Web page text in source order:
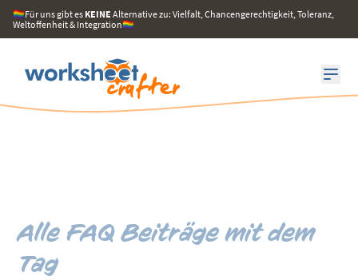
🏳️‍🌈Für uns gibt es KEINE Alternative zu: Vielfalt, Chancengerechtigkeit, Toleranz,
Weltoffenheit & Integration🏳️‍🌈
Alle FAQ Beiträge mit dem
Tag